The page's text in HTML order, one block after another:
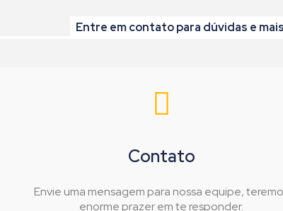
Entre em contato para dúvidas e
Contato
Envie uma mensagem para nossa equipe,
enorme prazer em te responder.